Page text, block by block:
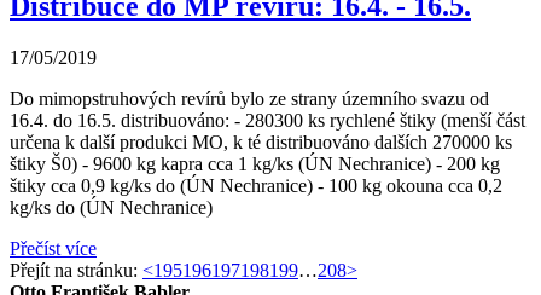
17/05/2019
Do mimopstruhových revírů bylo ze strany územního svazu od
16.4. do 16.5. distribuováno: - 280300 ks rychlené štiky (menší část
určena k další produkci MO, k té distribuováno dalších 270000 ks
štiky Š0) - 9600 kg kapra cca 1 kg/ks (ÚN Nechranice) - 200 kg
štiky cca 0,9 kg/ks do (ÚN Nechranice) - 100 kg okouna cca 0,2
kg/ks do (ÚN Nechranice)
Přečíst více
Přejít na stránku: <195196197198199…208>